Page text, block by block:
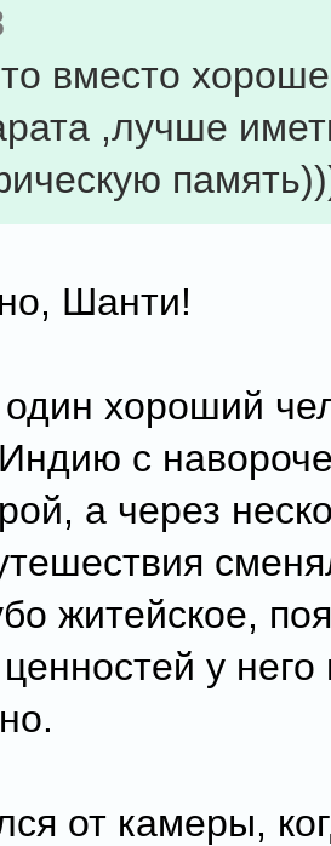
вместо
,лучше
Шанти!
хороший
с
а через
житейское,
у
от камеры,